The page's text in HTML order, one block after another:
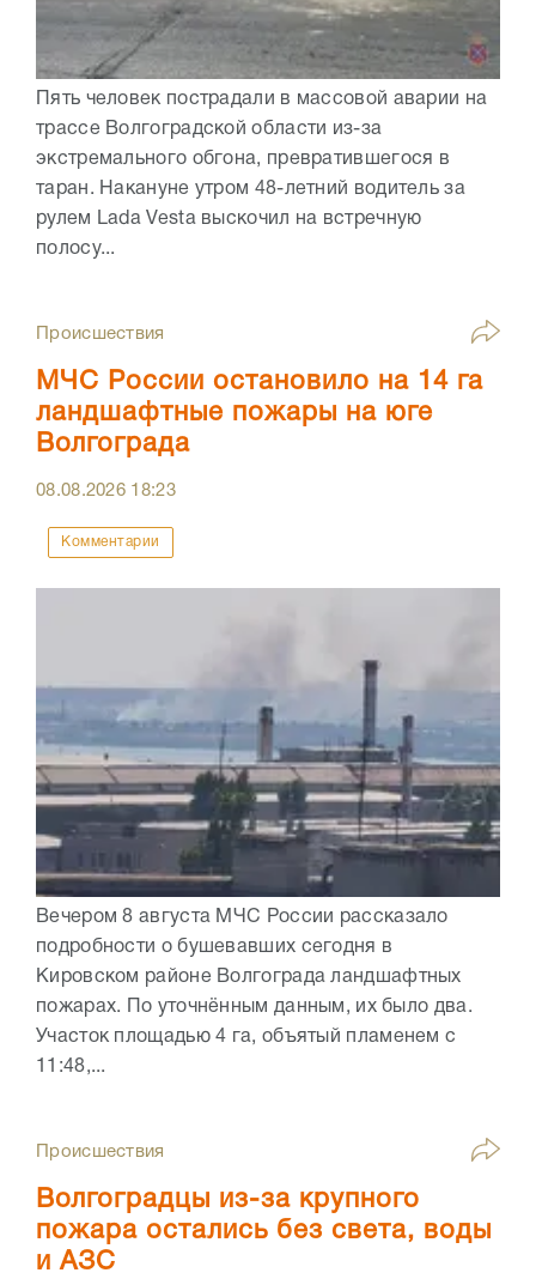
Пять человек пострадали в массовой аварии на
трассе Волгоградской области из-за
экстремального обгона, превратившегося в
таран. Накануне утром 48-летний водитель за
рулем Lada Vesta выскочил на встречную
полосу...
Происшествия
МЧС России остановило на 14 га
ландшафтные пожары на юге
Волгограда
08.08.2026 18:23
Комментарии
Вечером 8 августа МЧС России рассказало
подробности о бушевавших сегодня в
Кировском районе Волгограда ландшафтных
пожарах. По уточнённым данным, их было два.
Участок площадью 4 га, объятый пламенем с
11:48,...
Происшествия
Волгоградцы из-за крупного
пожара остались без света, воды
и АЗС